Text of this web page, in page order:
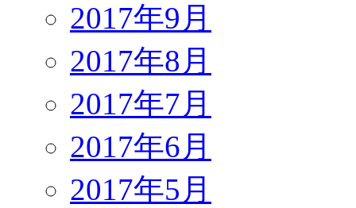
2017年9月
2017年8月
2017年7月
2017年6月
2017年5月